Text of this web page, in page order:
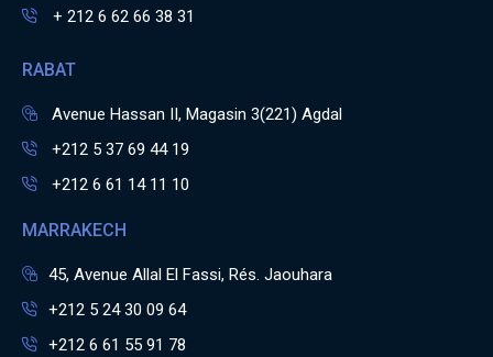
+ 212 6 62 66 38 31
RABAT
Avenue Hassan II, Magasin 3(221) Agdal
+212 5 37 69 44 19
+212 6 61 14 11 10
MARRAKECH
45, Avenue Allal El Fassi, Rés. Jaouhara
+212 5 24 30 09 64
+212 6 61 55 91 78